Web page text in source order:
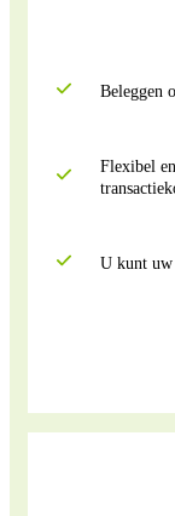
Beleggen
Flexibel
U kunt uw